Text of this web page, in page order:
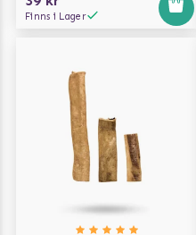
Finns i Lager